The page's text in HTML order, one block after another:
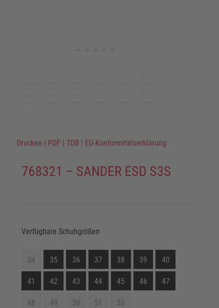
Drucken | PDF | TDB | EU-Konformitätserklärung
768321 – SANDER ESD S3S
Verfügbare Schuhgrößen
34 35 36 37 38 39 40
41 42 43 44 45 46 47
48 49 50 51 52